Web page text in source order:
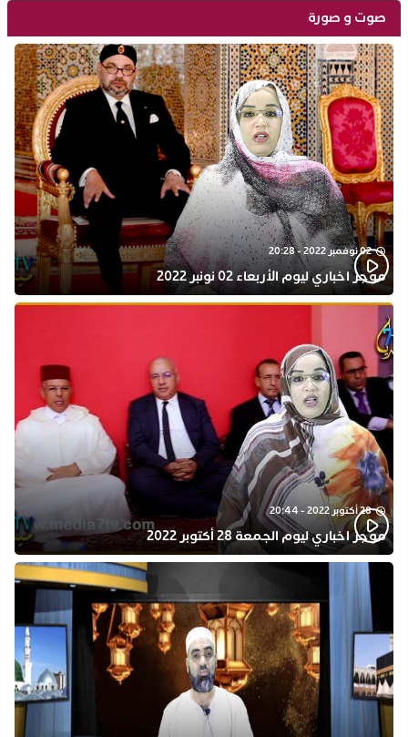
صوت و صورة
02 نوفمبر 2022 - 20:28
موجز اخباري ليوم الأربعاء 02 نونبر 2022
28 أكتوبر 2022 - 20:44
موجز اخباري ليوم الجمعة 28 أكتوبر 2022